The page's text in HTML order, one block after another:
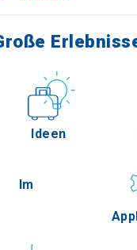
Imathia
Kultur
Im Freien
How
Ideen